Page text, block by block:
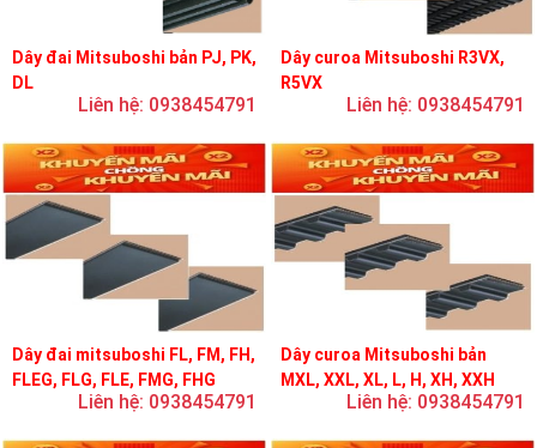
Dây đai Mitsuboshi bản PJ, PK,
DL
Liên hệ: 0938454791
Dây curoa Mitsuboshi R3VX,
R5VX
Liên hệ: 0938454791
Dây đai mitsuboshi FL, FM, FH,
FLEG, FLG, FLE, FMG, FHG
Liên hệ: 0938454791
Dây curoa Mitsuboshi bản
MXL, XXL, XL, L, H, XH, XXH
Liên hệ: 0938454791